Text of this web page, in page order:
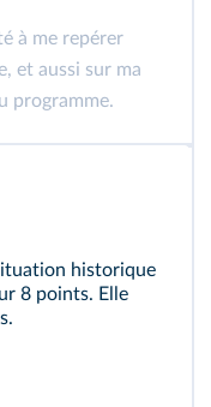
à me repérer
et aussi sur ma
programme.
historique
8 points. Elle